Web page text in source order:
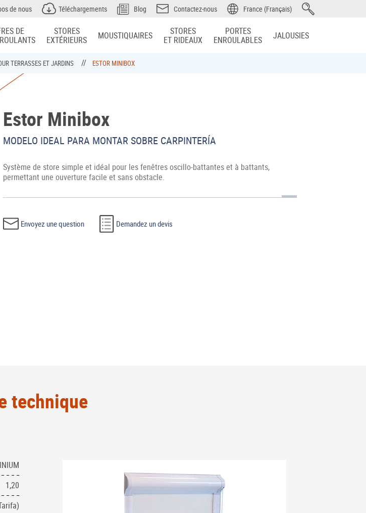
de nous Téléchargements Blog Contactez-nous France (Français)
DE
STORES
EXTÉRIEURS
MOUSTIQUAIRES
STORES
ET RIDEAUX
PORTES
ENROULABLES
JALOUSIES
TERRASSES ET JARDINS ESTOR MINIBOX
Estor Minibox
MODELO IDEAL PARA MONTAR SOBRE CARPINTERÍA
Système de store simple et idéal pour les fenêtres oscillo-battantes et à battants,
permettant une ouverture facile et sans obstacle.
Envoyez une question Demandez un devis
technique
1,20